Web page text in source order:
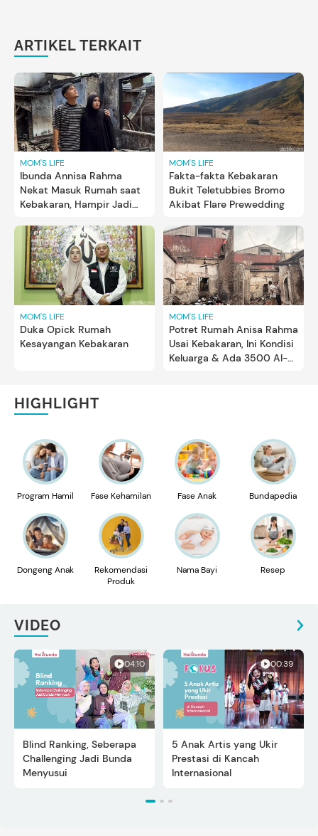
ARTIKEL TERKAIT
MOM'S LIFE
Ibunda Annisa Rahma
Nekat Masuk Rumah saat
Kebakaran, Hampir Jadi
Meledak
MOM'S LIFE
Fakta-fakta Kebakaran
Bukit Teletubbies Bromo
Akibat Flare Prewedding
MOM'S LIFE
Duka Opick Rumah
Kesayangan Kebakaran
MOM'S LIFE
Potret Rumah Anisa Rahma
Usai Kebakaran, Ini Kondisi
Keluarga & Ada 3500 Al-
HIGHLIGHT
Program Hamil Fase Kehamilan Fase Anak Bundapedia
Dongeng Anak
Rekomendasi
Produk
Nama Bayi Resep
VIDEO
04:10
Blind Ranking, Seberapa
Challenging Jadi Bunda
Menyusui
00:39
5 Anak Artis yang Ukir
Prestasi di Kancah
Internasional